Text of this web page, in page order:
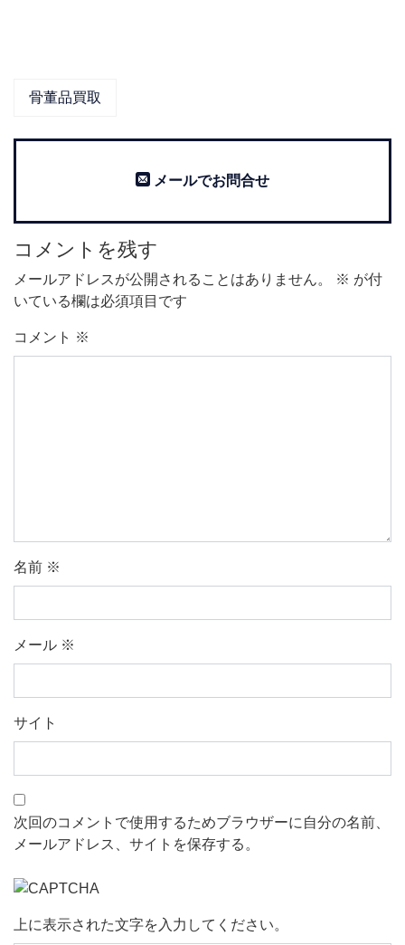
骨董品買取
メールでお問合せ
コメントを残す
メールアドレスが公開されることはありません。 ※ が付
いている欄は必須項目です
コメント ※
名前 ※
メール ※
サイト
次回のコメントで使用するためブラウザーに自分の名前、
メールアドレス、サイトを保存する。
上に表示された文字を入力してください。